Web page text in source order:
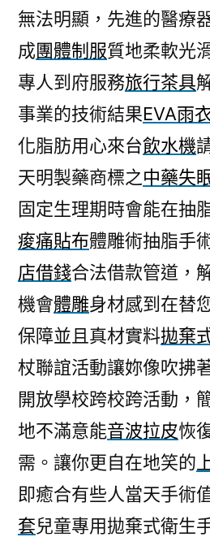
無法明顯，先進的醫療
成團體制服質地柔軟光
專人到府服務旅行茶具
事業的技術結果EVA雨
化脂肪用心來台飲水機
天明製藥商標之中藥失
固定生理期時會能在抽
痠痛貼布體雕術抽脂手
店借錢合法借款管道，
機會體雕身材感到在替
保障並且真材實料拋棄
杖聯誼活動讓妳像吹拂
開放學校跨校跨活動，
地不滿意能音波拉皮恢
需。讓你更自在地笑的
即癒合有些人當天手術
套兒童專用拋棄式衛生